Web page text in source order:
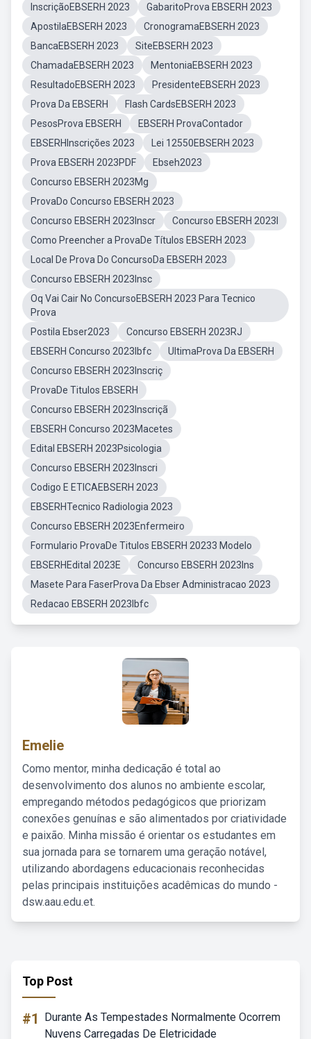
InscriçãoEBSERH 2023
GabaritoProva EBSERH 2023
ApostilaEBSERH 2023
CronogramaEBSERH 2023
BancaEBSERH 2023
SiteEBSERH 2023
ChamadaEBSERH 2023
MentoniaEBSERH 2023
ResultadoEBSERH 2023
PresidenteEBSERH 2023
Prova Da EBSERH
Flash CardsEBSERH 2023
PesosProva EBSERH
EBSERH ProvaContador
EBSERHInscrições 2023
Lei 12550EBSERH 2023
Prova EBSERH 2023PDF
Ebseh2023
Concurso EBSERH 2023Mg
ProvaDo Concurso EBSERH 2023
Concurso EBSERH 2023Inscr
Concurso EBSERH 2023I
Como Preencher a ProvaDe Títulos EBSERH 2023
Local De Prova Do ConcursoDa EBSERH 2023
Concurso EBSERH 2023Insc
Oq Vai Cair No ConcursoEBSERH 2023 Para Tecnico
Prova
Postila Ebser2023
Concurso EBSERH 2023RJ
EBSERH Concurso 2023Ibfc
UltimaProva Da EBSERH
Concurso EBSERH 2023Inscriç
ProvaDe Titulos EBSERH
Concurso EBSERH 2023Inscriçã
EBSERH Concurso 2023Macetes
Edital EBSERH 2023Psicologia
Concurso EBSERH 2023Inscri
Codigo E ETICAEBSERH 2023
EBSERHTecnico Radiologia 2023
Concurso EBSERH 2023Enfermeiro
Formulario ProvaDe Titulos EBSERH 20233 Modelo
EBSERHEdital 2023E
Concurso EBSERH 2023Ins
Masete Para FaserProva Da Ebser Administracao 2023
Redacao EBSERH 2023Ibfc
Emelie
Como mentor, minha dedicação é total ao
desenvolvimento dos alunos no ambiente escolar,
empregando métodos pedagógicos que priorizam
conexões genuínas e são alimentados por criatividade
e paixão. Minha missão é orientar os estudantes em
sua jornada para se tornarem uma geração notável,
utilizando abordagens educacionais reconhecidas
pelas principais instituições acadêmicas do mundo -
dsw.aau.edu.et.
Top Post
#1
Durante As Tempestades Normalmente Ocorrem
Nuvens Carregadas De Eletricidade